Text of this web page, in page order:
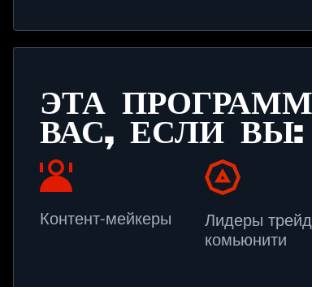
ЭТА
ВАС, ЕСЛИ ВЫ:
Контент-мейкеры
Лидеры
комьюнити